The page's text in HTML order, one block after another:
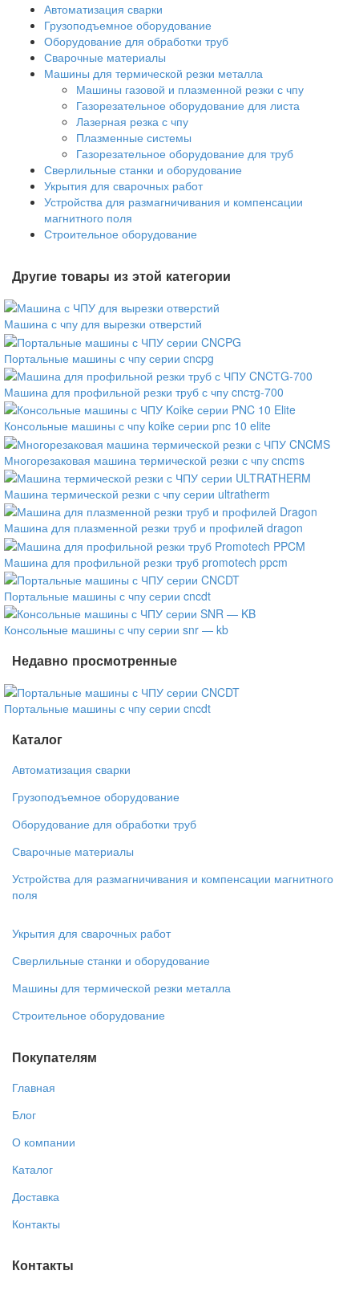
Автоматизация сварки
Грузоподъемное оборудование
Оборудование для обработки труб
Сварочные материалы
Машины для термической резки металла
Машины газовой и плазменной резки с чпу
Газорезательное оборудование для листа
Лазерная резка с чпу
Плазменные системы
Газорезательное оборудование для труб
Сверлильные станки и оборудование
Укрытия для сварочных работ
Устройства для размагничивания и компенсации
магнитного поля
Строительное оборудование
Другие товары из этой категории
Машина с чпу для вырезки отверстий
Портальные машины с чпу серии cncpg
Машина для профильной резки труб с чпу cncтg-700
Консольные машины с чпу koike серии pnc 10 elite
Многорезаковая машина термической резки с чпу cncms
Машина термической резки с чпу серии ultratherm
Машина для плазменной резки труб и профилей dragon
Машина для профильной резки труб promotech ppcm
Портальные машины с чпу серии cncdt
Консольные машины с чпу серии snr — kb
Недавно просмотренные
Портальные машины с чпу серии cncdt
Каталог
Автоматизация сварки
Грузоподъемное оборудование
Оборудование для обработки труб
Сварочные материалы
Устройства для размагничивания и компенсации магнитного
поля
Укрытия для сварочных работ
Сверлильные станки и оборудование
Машины для термической резки металла
Строительное оборудование
Покупателям
Главная
Блог
О компании
Каталог
Доставка
Контакты
Контакты